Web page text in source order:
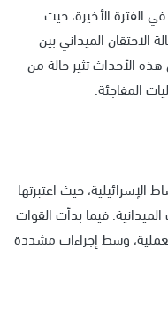
الفترة الأخيرة، حيث
الميداني بين
الأحداث تثير حالة من
المفاجئة.
حيث اعتبرتها
فيما بدأت القوات
وسط إجراءات مشددة